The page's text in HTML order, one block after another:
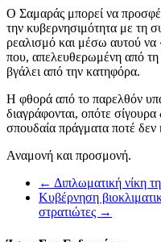
Ο Σαμαράς μπορεί να
την κυβερνησιμότητα με τη
ρεαλισμό και μέσω αυτού να
που, απελευθερωμένη από
βγάλει από την κατηφόρα.
Η φθορά από το παρελθόν
διαγράφονται, οπότε
σπουδαία πράγματα ποτέ δεν
Αναμονή και προσμονή.
← Διπλωματική νίκη
Κυβέρνηση
στρατιώτες →